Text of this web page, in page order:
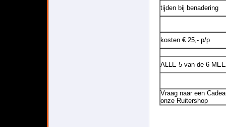
tijden bij benadering
kosten € 25,- p/p
ALLE 5 van de 6
Vraag naar een
onze Ruitershop